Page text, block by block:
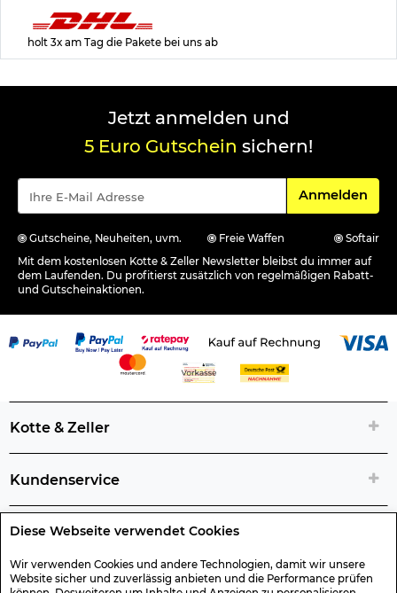
Diese Webseite verwendet Cookies
Wir verwenden Cookies und andere Technologien, damit wir unsere
Website sicher und zuverlässig anbieten und die Performance prüfen
holt 3x am Tag die Pakete bei uns ab
Jetzt anmelden und
5 Euro Gutschein sichern!
Für den
Anmelden
Gutscheine, Neuheiten, uvm. Freie Waffen
Softair
Mit dem kostenlosen Kotte & Zeller Newsletter bleibst du immer auf
dem Laufenden. Du profitierst zusätzlich von regelmäßigen Rabatt-
und Gutscheinaktionen.
Kotte & Zeller
Kundenservice
Rechtliche Artikelinfos
Geschenk-Gutscheine